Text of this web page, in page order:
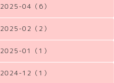
2025-04（6）
2025-02（2）
2025-01（1）
2024-12（1）